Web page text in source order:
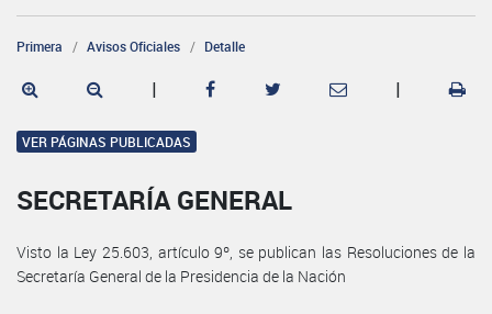
Primera Avisos Oficiales Detalle
| |
VER PÁGINAS PUBLICADAS
SECRETARÍA GENERAL
Visto la Ley 25.603, artículo 9º, se publican las Resoluciones de la
Secretaría General de la Presidencia de la Nación